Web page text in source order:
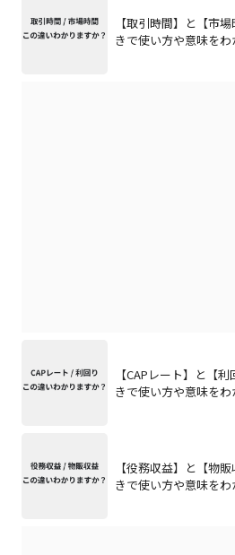
【取引時間】と【市
きで使い方や意味を
【CAPレート】と【
きで使い方や意味を
【役務収益】と【物
きで使い方や意味を